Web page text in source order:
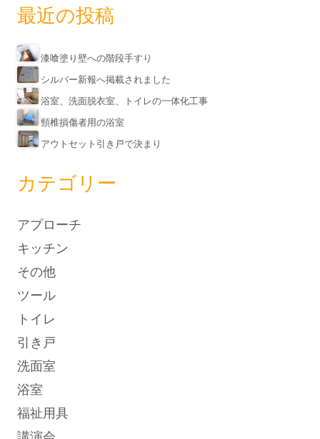
最近の投稿
漆喰塗り壁への階段手すり
シルバー新報へ掲載されました
浴室、洗面脱衣室、トイレの一体化工事
頸椎損傷者用の浴室
アウトセット引き戸で決まり
カテゴリー
アプローチ
キッチン
その他
ツール
トイレ
引き戸
洗面室
浴室
福祉用具